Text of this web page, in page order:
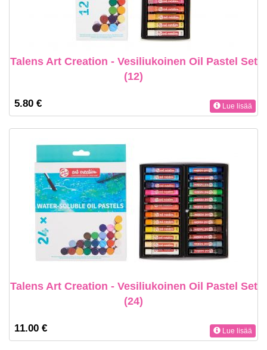
Talens Art Creation - Vesiliukoinen Oil Pastel Set
(12)
5.80 € Lue lisää
Talens Art Creation - Vesiliukoinen Oil Pastel Set
(24)
11.00 € Lue lisää